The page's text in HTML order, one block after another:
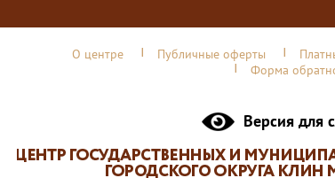
О центре Публичные оферты
Форма
Версия для